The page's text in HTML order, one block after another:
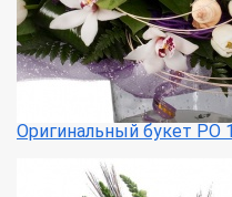
Оригинальный букет РО